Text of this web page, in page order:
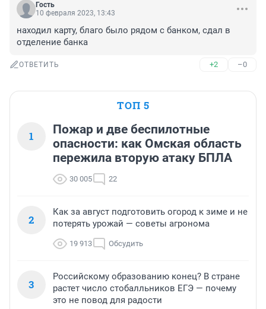
Гость
10 февраля 2023, 13:43
находил карту, благо было рядом с банком, сдал в
отделение банка
ОТВЕТИТЬ +2 –0
ТОП 5
1
Пожар и две беспилотные
опасности: как Омская область
пережила вторую атаку БПЛА
30 005 22
2
Как за август подготовить огород к зиме и не
потерять урожай — советы агронома
19 913 Обсудить
3
Российскому образованию конец? В стране
растет число стобалльников ЕГЭ — почему
это не повод для радости